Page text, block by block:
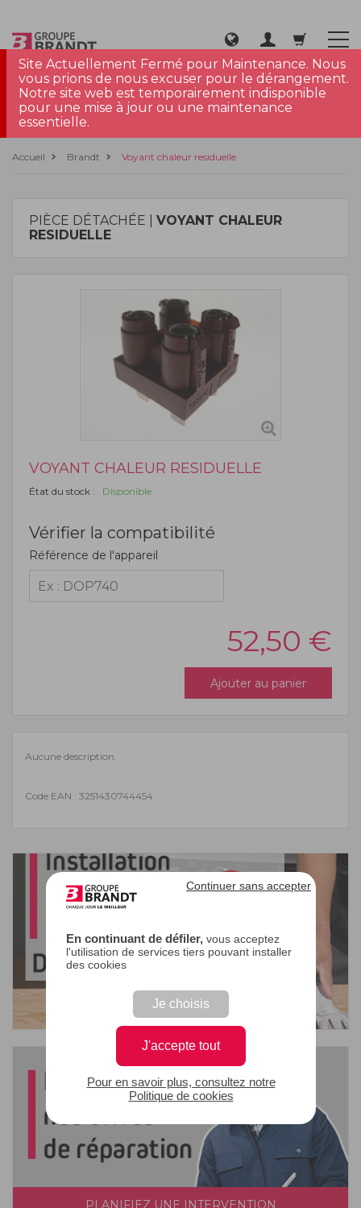
En continuant de défiler,vous acceptez
l'utilisation de services tiers pouvant installer
des cookies
Je choisis
J'accepte tout
Continuer sans accepter
Pour en savoir plus, consultez notre
Politique de cookies
Site Actuellement Fermé pour Maintenance. Nous
vous prions de nous excuser pour le dérangement.
Notre site web est temporairement indisponible
pour une mise à jour ou une maintenance
essentielle.
Accueil Brandt Voyant chaleur residuelle
PIÈCE DÉTACHÉE | VOYANT CHALEUR
RESIDUELLE
VOYANT CHALEUR RESIDUELLE
État du stock : Disponible
Vérifier la compatibilité
Référence de l'appareil
52,50 €
Ajouter au panier
Aucune description.
Code EAN : 3251430744454
PLANIFIEZ UNE INTERVENTION